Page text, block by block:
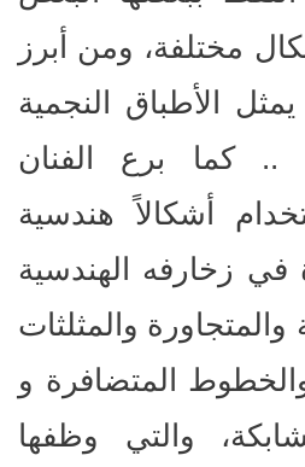
مختلفة، ومن أبرز
الأطباق النجمية
.. كما برع الفنان
أشكالاً هندسية
في زخارفه الهندسية
والمتجاورة والمثلثات
المتضافرة و
والتي وظفها